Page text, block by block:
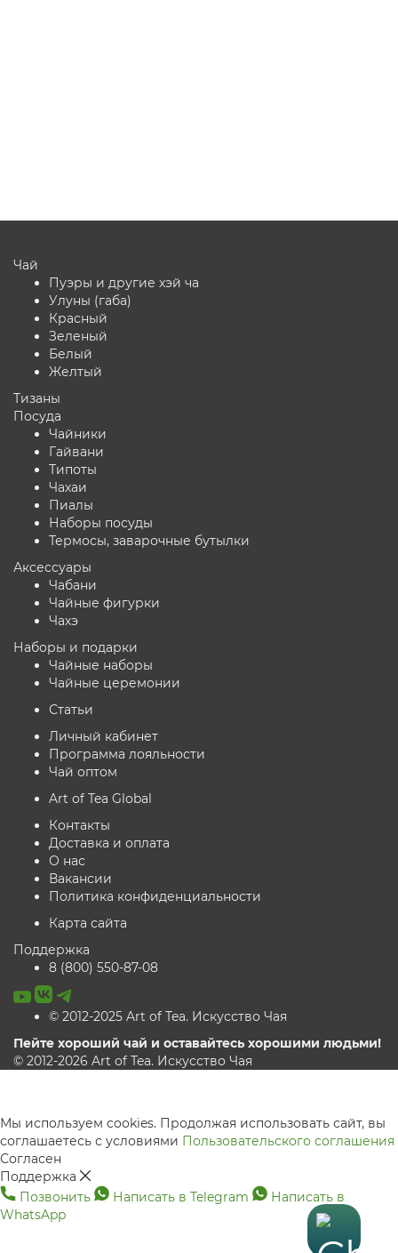
Чай
Пуэры и другие хэй ча
Улуны (габа)
Красный
Зеленый
Белый
Желтый
Тизаны
Посуда
Чайники
Гайвани
Типоты
Чахаи
Пиалы
Наборы посуды
Термосы, заварочные бутылки
Аксессуары
Чабани
Чайные фигурки
Чахэ
Наборы и подарки
Чайные наборы
Чайные церемонии
Статьи
Личный кабинет
Программа лояльности
Чай оптом
Art of Tea Global
Контакты
Доставка и оплата
О нас
Вакансии
Политика конфиденциальности
Карта сайта
Поддержка
8 (800) 550-87-08
© 2012-2025 Art of Tea. Искусство Чая
Пейте хороший чай и оставайтесь хорошими людьми!
© 2012-2026 Art of Tea. Искусство Чая
Мы используем cookies. Продолжая использовать сайт, вы
соглашаетесь с условиями Пользовательского соглашения
Согласен
Поддержка
Позвонить
Написать в Telegram
Написать в
WhatsApp